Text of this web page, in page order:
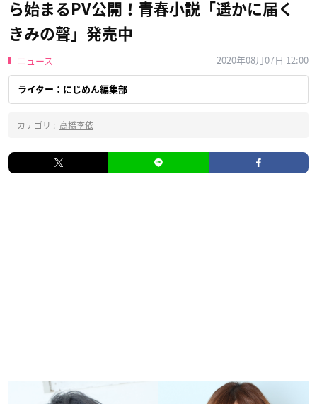
ら始まるPV公開！青春小説「遥かに届く
きみの聲」発売中
ニュース 2020年08月07日 12:00
ライター：にじめん編集部
カテゴリ : 高橋李依